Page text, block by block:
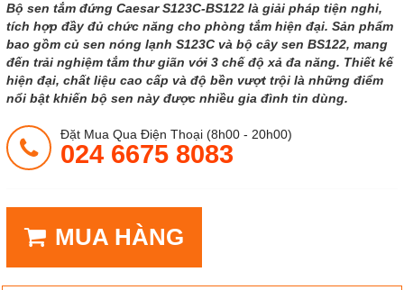
Bộ sen tắm đứng Caesar S123C-BS122 là giải pháp tiện nghi,
tích hợp đầy đủ chức năng cho phòng tắm hiện đại. Sản phẩm
bao gồm củ sen nóng lạnh S123C và bộ cây sen BS122, mang
đến trải nghiệm tắm thư giãn với 3 chế độ xả đa năng. Thiết kế
hiện đại, chất liệu cao cấp và độ bền vượt trội là những điểm
nổi bật khiến bộ sen này được nhiều gia đình tin dùng.
Đặt Mua Qua Điện Thoại (8h00 - 20h00)
024 6675 8083
MUA HÀNG